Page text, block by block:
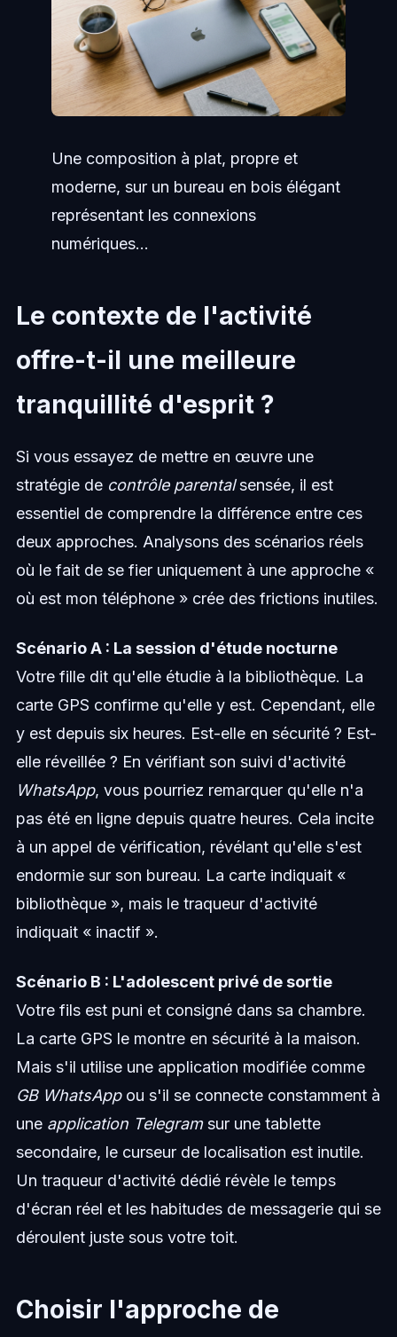
Une composition à plat, propre et
moderne, sur un bureau en bois élégant
représentant les connexions
numériques...
Le contexte de l'activité
offre-t-il une meilleure
tranquillité d'esprit ?
Si vous essayez de mettre en œuvre une
stratégie de contrôle parentalsensée, il est
essentiel de comprendre la différence entre ces
deux approches. Analysons des scénarios réels
où le fait de se fier uniquement à une approche «
où est mon téléphone » crée des frictions inutiles.
Scénario A : La session d'étude nocturne
Votre fille dit qu'elle étudie à la bibliothèque. La
carte GPS confirme qu'elle y est. Cependant, elle
y est depuis six heures. Est-elle en sécurité ? Est-
elle réveillée ? En vérifiant son suivi d'activité
WhatsApp, vous pourriez remarquer qu'elle n'a
pas été en ligne depuis quatre heures. Cela incite
à un appel de vérification, révélant qu'elle s'est
endormie sur son bureau. La carte indiquait «
bibliothèque », mais le traqueur d'activité
indiquait « inactif ».
Scénario B : L'adolescent privé de sortie
Votre fils est puni et consigné dans sa chambre.
La carte GPS le montre en sécurité à la maison.
Mais s'il utilise une application modifiée comme
GB WhatsAppou s'il se connecte constamment à
une application Telegramsur une tablette
secondaire, le curseur de localisation est inutile.
Un traqueur d'activité dédié révèle le temps
d'écran réel et les habitudes de messagerie qui se
déroulent juste sous votre toit.
Choisir l'approche de